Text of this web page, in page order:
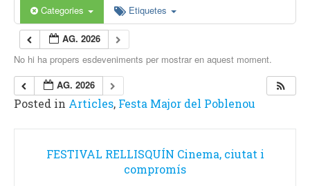
Categories Etiquetes
AG. 2026
No hi ha propers esdeveniments per mostrar en aquest moment.
AG. 2026
Posted in Articles, Festa Major del Poblenou
navigation
FESTIVAL RELLISQUÍN Cinema, ciutat i
compromís